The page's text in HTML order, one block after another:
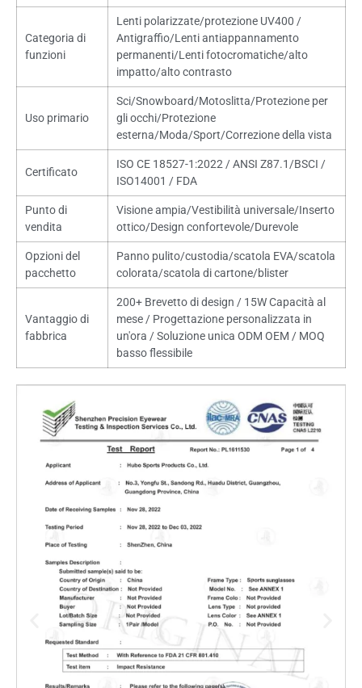
Categoria di
funzioni
Lenti polarizzate/protezione UV400 /
Antigraffio/Lenti antiappannamento
permanenti/Lenti fotocromatiche/alto
impatto/alto contrasto
Uso primario
Sci/Snowboard/Motoslitta/Protezione per
gli occhi/Protezione
esterna/Moda/Sport/Correzione della vista
Certificato
ISO CE 18527-1:2022 / ANSI Z87.1/BSCI /
ISO14001 / FDA
Punto di
vendita
Visione ampia/Vestibilità universale/Inserto
ottico/Design confortevole/Durevole
Opzioni del
pacchetto
Panno pulito/custodia/scatola EVA/scatola
colorata/scatola di cartone/blister
Vantaggio di
fabbrica
200+ Brevetto di design / 15W Capacità al
mese / Progettazione personalizzata in
un'ora / Soluzione unica ODM OEM / MOQ
basso flessibile